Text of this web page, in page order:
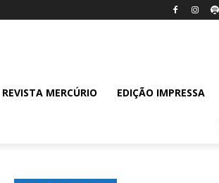
REVISTA MERCÚRIO EDIÇÃO IMPRESSA